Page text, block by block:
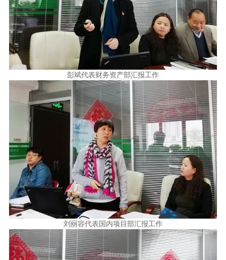
彭斌代表财务资产部汇报工作
刘丽容代表国内项目部汇报工作